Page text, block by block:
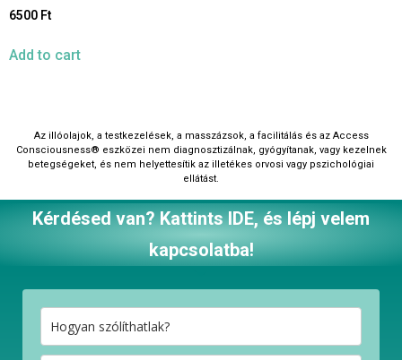
6500 Ft
Add to cart
Az illóolajok, a testkezelések, a masszázsok, a facilitálás és az Access
Consciousness®‎ eszközei nem diagnosztizálnak, gyógyítanak, vagy kezelnek
betegségeket, és nem helyettesítik az illetékes orvosi vagy pszichológiai
ellátást.
Kérdésed van? Kattints IDE, és lépj velem
kapcsolatba!